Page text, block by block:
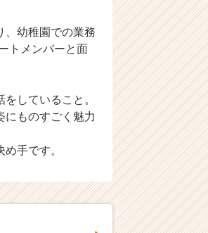
、幼稚園での業務
トメンバーと面
していること。
にものすごく魅力
手です。